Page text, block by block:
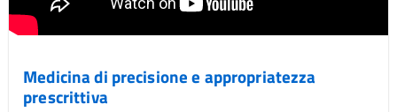
Medicina di precisione e appropriatezza
prescrittiva